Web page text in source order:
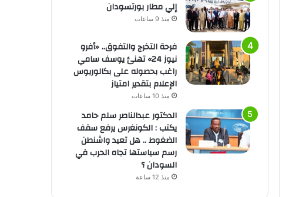
إلي مطار بورتسودان
منذ 9 ساعات
فرحة التخرج والتفوق.. «أفرو
نيوز 24» تهنئ يوسف سامي
راغب بحصوله على بكالوريوس
الإعلام بتقدير امتياز
منذ 10 ساعات
الدكتور عبدالناصر سلم حامد
يكتب : الكونغرس يرفع سقف
الضغوط .. هل تعيد واشنطن
رسم سياستها تجاه الحرب في
السودان ؟
منذ 12 ساعة